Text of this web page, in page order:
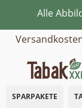
Zum Alle
SPARPAKETE